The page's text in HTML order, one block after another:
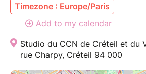
Timezone : Europe/Paris
Add to my calendar
Studio du CCN de Créteil et du
rue Charpy, Créteil 94 000